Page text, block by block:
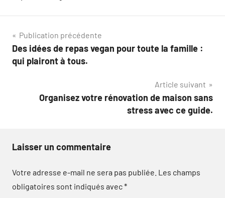
Navigation
de
Publication précédente
Des idées de repas vegan pour toute la famille :
qui plairont à tous.
Article suivant
Organisez votre rénovation de maison sans
stress avec ce guide.
Laisser un commentaire
Votre adresse e-mail ne sera pas publiée. Les champs
obligatoires sont indiqués avec*